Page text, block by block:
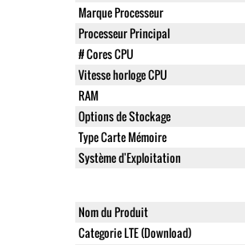
Marque Processeur
Processeur Principal
# Cores CPU
Vitesse horloge CPU
RAM
Options de Stockage
Type Carte Mémoire
Système d'Exploitation
Nom du Produit
Categorie LTE (Download)